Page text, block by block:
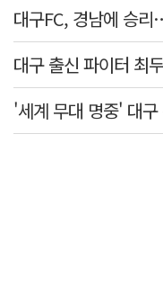
대구FC, 경남에 승
대구 출신 파이터 최